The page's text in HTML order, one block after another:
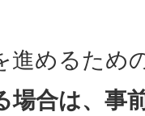
進めるため
場合は、事